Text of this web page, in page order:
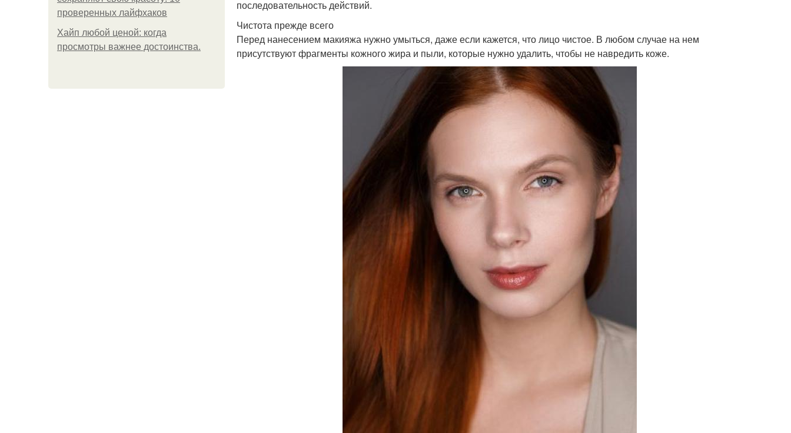
проверенных лайфхаков
Хайп любой ценой: когда
просмотры важнее достоинства.
последовательность действий.
Чистота прежде всего
Перед нанесением макияжа нужно умыться, даже если кажется, что лицо чистое. В любом случае на нем
присутствуют фрагменты кожного жира и пыли, которые нужно удалить, чтобы не навредить коже.